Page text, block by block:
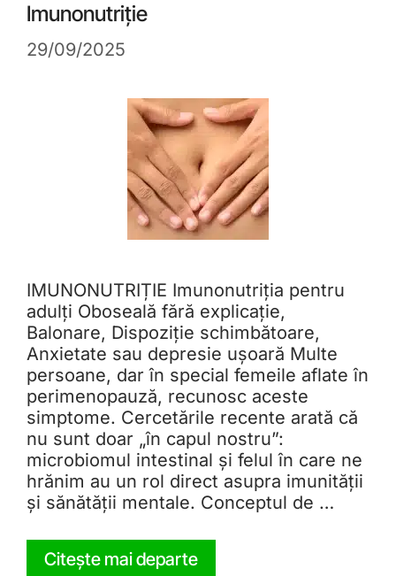
Imunonutriție
29/09/2025
IMUNONUTRIȚIE Imunonutriția pentru
adulți Oboseală fără explicație,
Balonare, Dispoziție schimbătoare,
Anxietate sau depresie ușoară Multe
persoane, dar în special femeile aflate în
perimenopauză, recunosc aceste
simptome. Cercetările recente arată că
nu sunt doar „în capul nostru”:
microbiomul intestinal și felul în care ne
hrănim au un rol direct asupra imunității
și sănătății mentale. Conceptul de …
Citește mai departe